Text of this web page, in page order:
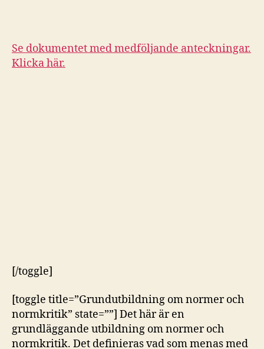
Se dokumentet med medföljande anteckningar.
Klicka här.
[/toggle]
[toggle title=”Grundutbildning om normer och
normkritik” state=””] Det här är en
grundläggande utbildning om normer och
normkritik. Det definieras vad som menas med